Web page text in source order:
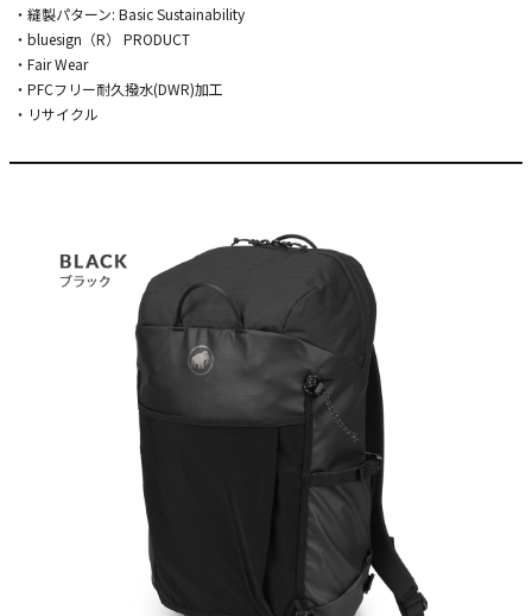
・縫製パターン: Basic Sustainability
・bluesign（R） PRODUCT
・Fair Wear
・PFCフリー耐久撥水(DWR)加工
・リサイクル